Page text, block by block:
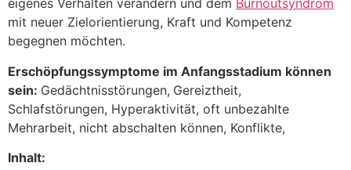
eigenes Verhalten verändern und dem Burnoutsyndrom
mit neuer Zielorientierung, Kraft und Kompetenz
begegnen möchten.
Erschöpfungssymptome im Anfangsstadium können
sein: Gedächtnisstörungen, Gereiztheit,
Schlafstörungen, Hyperaktivität, oft unbezahlte
Mehrarbeit, nicht abschalten können, Konflikte,
Inhalt: